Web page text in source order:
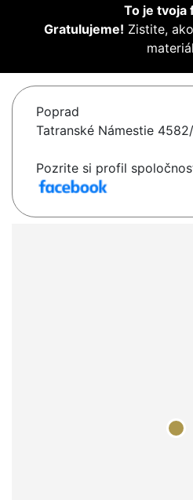
To je tvoja
Gratulujeme! Zistite,
Poprad
Tatranské Námestie
Pozrite si profil